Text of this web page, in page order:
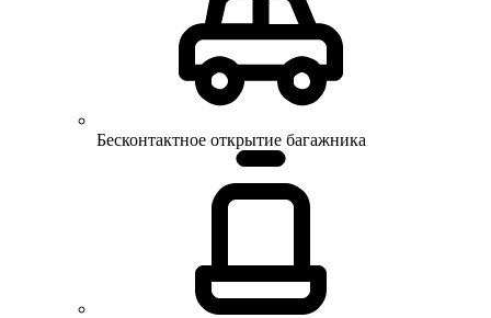
Бесконтактное открытие багажника